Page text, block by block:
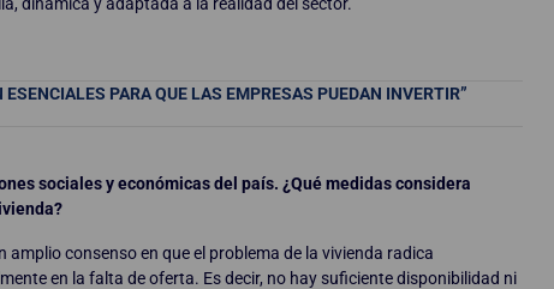
dinámica y adaptada a la realidad del sector.
PARA QUE LAS EMPRESAS PUEDAN INVERTIR”
sociales y económicas del país. ¿Qué medidas considera
amplio consenso en que el problema de la vivienda radica
en la falta de oferta. Es decir, no hay suficiente disponibilidad ni